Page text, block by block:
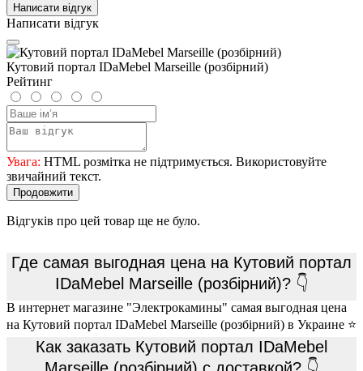
Написати відгук
Написати відгук
Кутовий портал IDaMebel Marseille (розбірний)
Рейтинг
Увага: HTML розмітка не підтримується. Використовуйте
звичайний текст.
Продовжити
Відгуків про цей товар ще не було.
Где самая выгодная цена на Кутовий портал
IDaMebel Marseille (розбірний)? 👇
В интернет магазине "Электрокамины" самая выгодная цена
на Кутовий портал IDaMebel Marseille (розбірний) в Украине ⭐
Как заказать Кутовий портал IDaMebel